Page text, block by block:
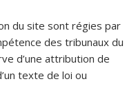
du site sont régies par
des tribunaux du
d’une attribution de
texte de loi ou